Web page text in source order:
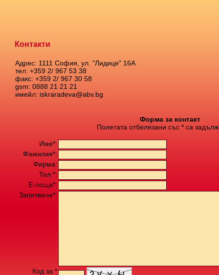
Контакти
Адрес: 1111 София, ул. "Лидице" 16А
тел: +359 2/ 967 53 38
факс: +359 2/ 967 30 58
gsm: 0888 21 21 21
имейл: iskraradeva@abv.bg
Форма за контакт
Полетата отбелязани със * са
Име*:
Фамилия*:
Фирма:
Тел.*:
Е-поща*:
Запитване*:
Код за *